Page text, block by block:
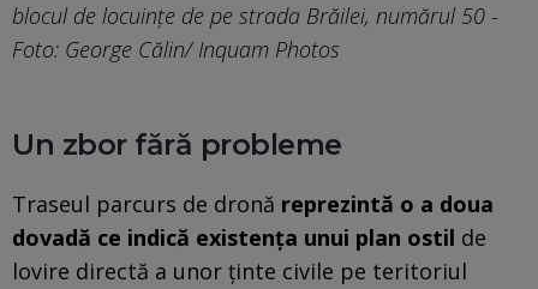
blocul de locuințe de pe strada Brăilei, numărul 50 -
Foto: George Călin/ Inquam Photos
Un zbor fără probleme
Traseul parcurs de dronă reprezintă o a doua
dovadă ce indică existența unui plan ostil de
lovire directă a unor ținte civile pe teritoriul